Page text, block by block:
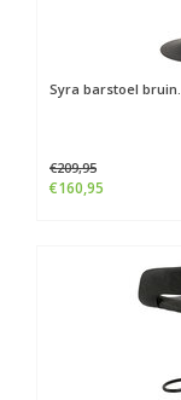
Syra barstoel bruin.
€209,95
€160,95